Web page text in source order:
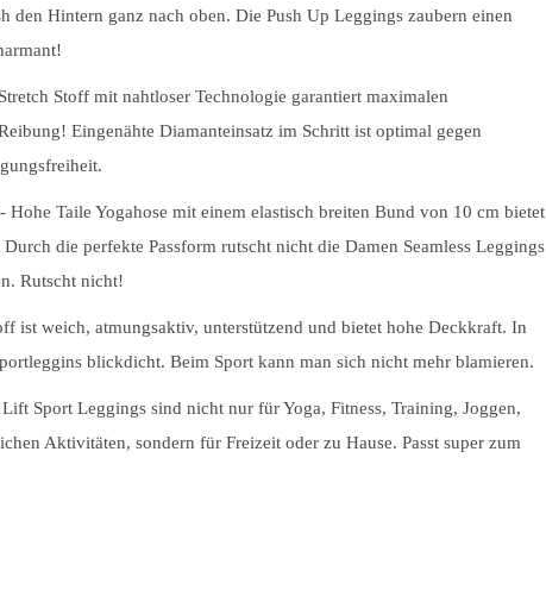
den Hintern ganz nach oben. Die Push Up Leggings zaubern einen
Stoff mit nahtloser Technologie garantiert maximalen
Eingenähte Diamanteinsatz im Schritt ist optimal gegen
Taile Yogahose mit einem elastisch breiten Bund von 10 cm bietet
die perfekte Passform rutscht nicht die Damen Seamless Leggings
Rutscht nicht!
ist weich, atmungsaktiv, unterstützend und bietet hohe Deckkraft. In
blickdicht. Beim Sport kann man sich nicht mehr blamieren.
Sport Leggings sind nicht nur für Yoga, Fitness, Training, Joggen,
Aktivitäten, sondern für Freizeit oder zu Hause. Passt super zum